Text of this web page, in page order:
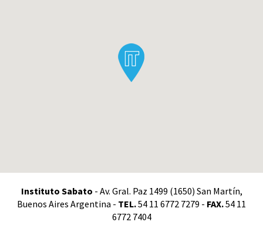
Instituto Sabato - Av. Gral. Paz 1499 (1650) San Martín,
Buenos Aires Argentina - TEL.54 11 6772 7279 - FAX.54 11
6772 7404